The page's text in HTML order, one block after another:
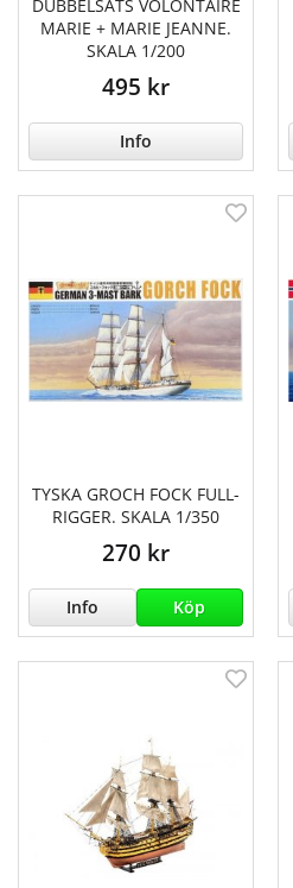
DUBBELSATS VOLONTAIRE
MARIE + MARIE JEANNE.
SKALA 1/200
495 kr
Info
TYSKA GROCH FOCK FULL-
RIGGER. SKALA 1/350
270 kr
Info Köp